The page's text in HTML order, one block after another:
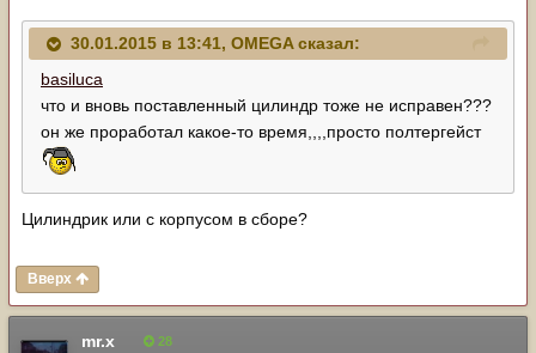
30.01.2015 в 13:41, OMEGA сказал:
basiluca
что и вновь поставленный цилиндр тоже не исправен???
он же проработал какое-то время,,,,просто полтергейст
Цилиндрик или с корпусом в сборе?
Вверх
mr.x 28